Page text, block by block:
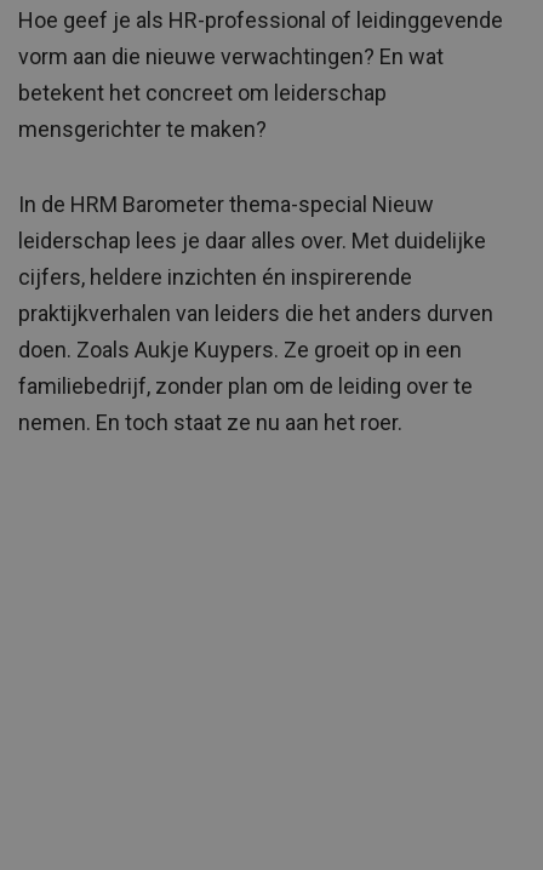
Hoe geef je als HR-professional of leidinggevende
vorm aan die nieuwe verwachtingen? En wat
betekent het concreet om leiderschap
mensgerichter te maken?
In de HRM Barometer thema-special Nieuw
leiderschap lees je daar alles over. Met duidelijke
cijfers, heldere inzichten én inspirerende
praktijkverhalen van leiders die het anders durven
doen. Zoals Aukje Kuypers. Ze groeit op in een
familiebedrijf, zonder plan om de leiding over te
nemen. En toch staat ze nu aan het roer.